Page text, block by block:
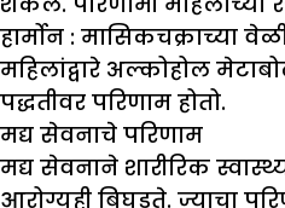
हार्मोन : मासिकचक्राच्या
महिलांद्वारे अल्कोहोल
पद्धतीवर परिणाम होतो.
मद्य सेवनाचे परिणाम
मद्य सेवनाने शारीरिक
आरोग्यही बिघडते. ज्याचा